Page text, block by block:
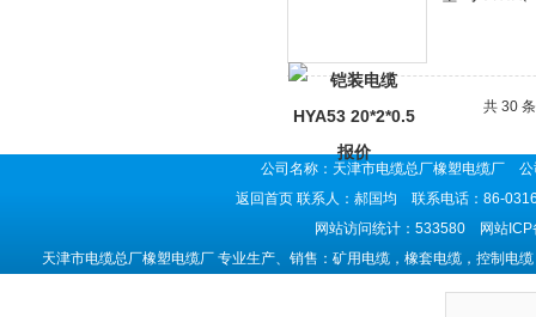
共 30
公司名称：天津市电缆总厂橡塑电缆厂
返回首页联系人：郝国均 联系电话：86-
网站访问统计：533580 网站ICP
天津市电缆总厂橡塑电缆厂 专业生产、销售：矿用电缆，橡套电缆，控制电